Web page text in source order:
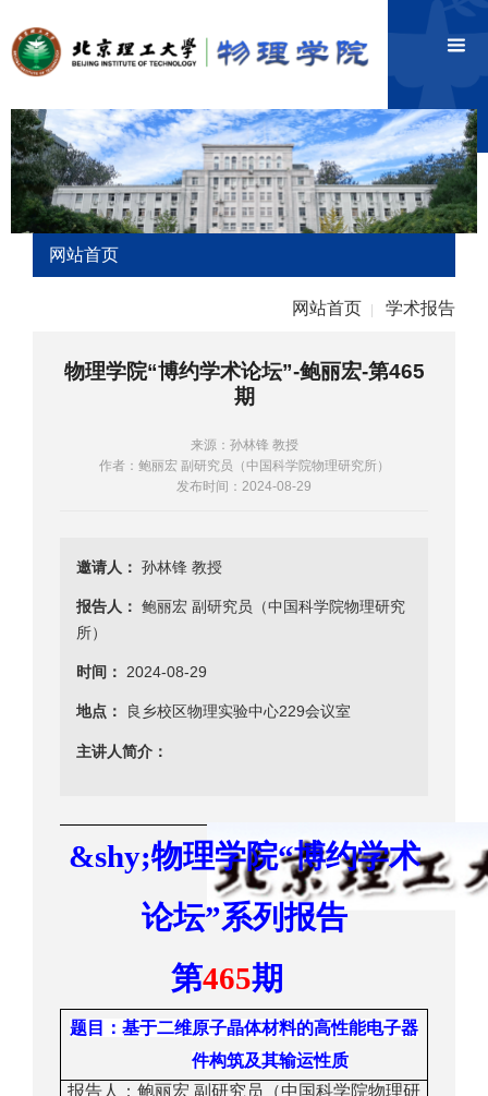
网站首页
网站首页 学术报告
物理学院“博约学术论坛”-鲍丽宏-第465
期
来源：孙林锋 教授
作者：鲍丽宏 副研究员（中国科学院物理研究所）
发布时间：2024-08-29
邀请人： 孙林锋 教授
报告人： 鲍丽宏 副研究员（中国科学院物理研究
所）
时间： 2024-08-29
地点： 良乡校区物理实验中心229会议室
主讲人简介：
&shy;物理学院“博约学术
论坛”系列报告
第465期
题目 ： 基于二维原子晶体材料的高性能电子器
件构筑及其输运性质
报告人： 鲍丽宏 副研究员（中国科学院物理研